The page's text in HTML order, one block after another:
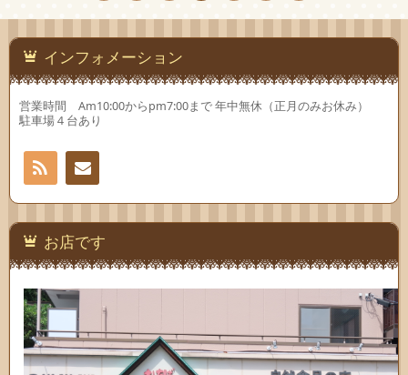
インフォメーション
営業時間 Am10:00からpm7:00まで 年中無休（正月のみお休み）
駐車場４台あり
お問
い合
わせ
お店です